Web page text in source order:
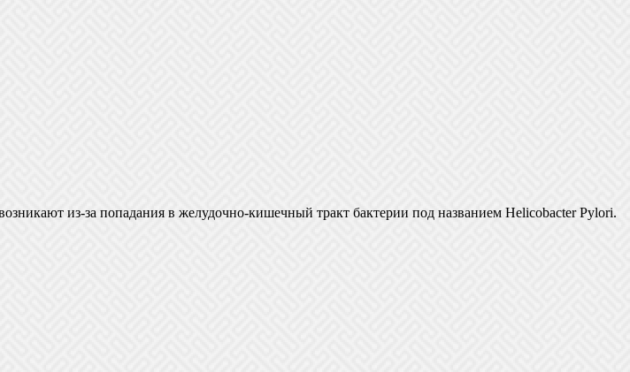
из-за попадания в желудочно-кишечный тракт бактерии под названием Helicobacter Pylori.